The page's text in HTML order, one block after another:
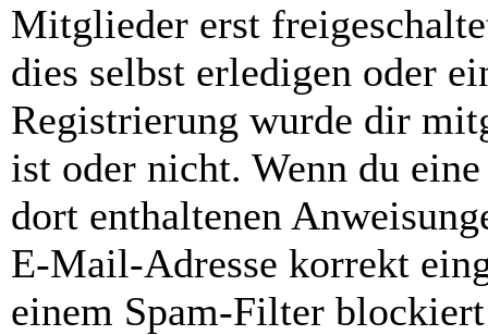
Mitglieder erst
dies selbst erledigen oder
Registrierung wurde dir
ist oder nicht. Wenn du
dort enthaltenen
E-Mail-Adresse korrekt
einem Spam-Filter